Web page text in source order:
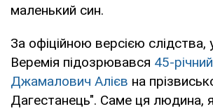
маленький син.
За офіційною версією слідства,
Веремія підозрювався 45-
Джамалович Алієв на
Дагестанець". Саме ця людина,